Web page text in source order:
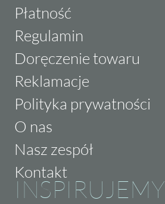
Płatność
Regulamin
Doręczenie towaru
Reklamacje
Polityka prywatności
O nas
Nasz zespół
Kontakt
INSPIRUJEMY